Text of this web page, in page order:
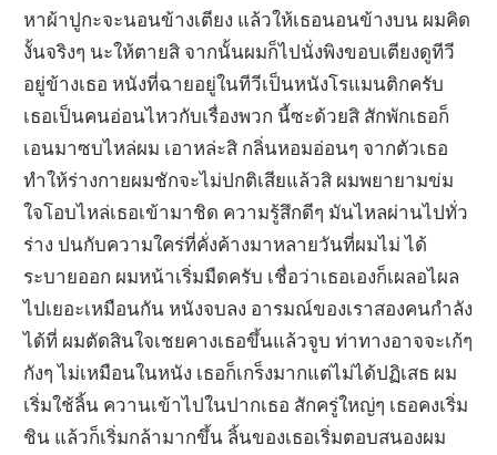
หาผ้าปูกะจะนอนข้างเตียง แล้วให้เธอนอนข้างบน ผมคิด
งั้นจริงๆ นะให้ตายสิ จากนั้นผมก็ไปนั่งพิงขอบเตียงดูทีวี
อยู่ข้างเธอ หนังที่ฉายอยู่ในทีวีเป็นหนังโรแมนติกครับ
เธอเป็นคนอ่อนไหวกับเรื่องพวก นี้ซะด้วยสิ สักพักเธอก็
เอนมาซบไหล่ผม เอาหล่ะสิ กลิ่นหอมอ่อนๆ จากตัวเธอ
ทำให้ร่างกายผมชักจะไม่ปกติเสียแล้วสิ ผมพยายามข่ม
ใจโอบไหล่เธอเข้ามาชิด ความรู้สึกดีๆ มันไหลผ่านไปทั่ว
ร่าง ปนกับความใคร่ที่คั่งค้างมาหลายวันที่ผมไม่ ได้
ระบายออก ผมหน้าเริ่มมืดครับ เชื่อว่าเธอเองก็เผลอไผล
ไปเยอะเหมือนกัน หนังจบลง อารมณ์ของเราสองคนกำลัง
ได้ที่ ผมตัดสินใจเชยคางเธอขึ้นแล้วจูบ ท่าทางอาจจะเก้ๆ
กังๆ ไม่เหมือนในหนัง เธอก็เกร็งมากแต่ไม่ได้ปฏิเสธ ผม
เริ่มใช้ลิ้น ควานเข้าไปในปากเธอ สักครู่ใหญ่ๆ เธอคงเริ่ม
ชิน แล้วก็เริ่มกล้ามากขึ้น ลิ้นของเธอเริ่มตอบสนองผม